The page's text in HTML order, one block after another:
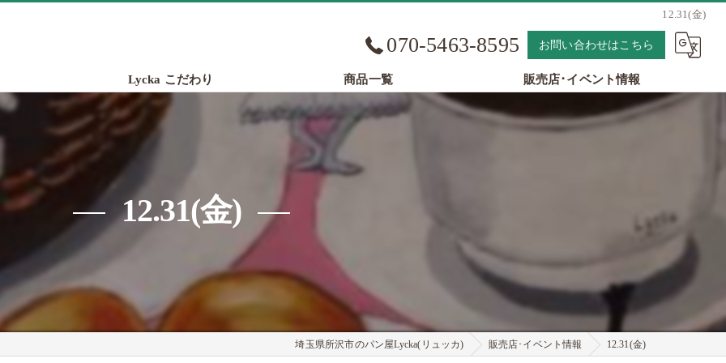
12.31(金)
070-5463-8595 お問い合わせはこちら
Lycka こだわり 商品一覧 販売店･イベント情報
12.31(金)
埼玉県所沢市のパン屋Lycka(リュッカ) 販売店･イベント情報 12.31(金)